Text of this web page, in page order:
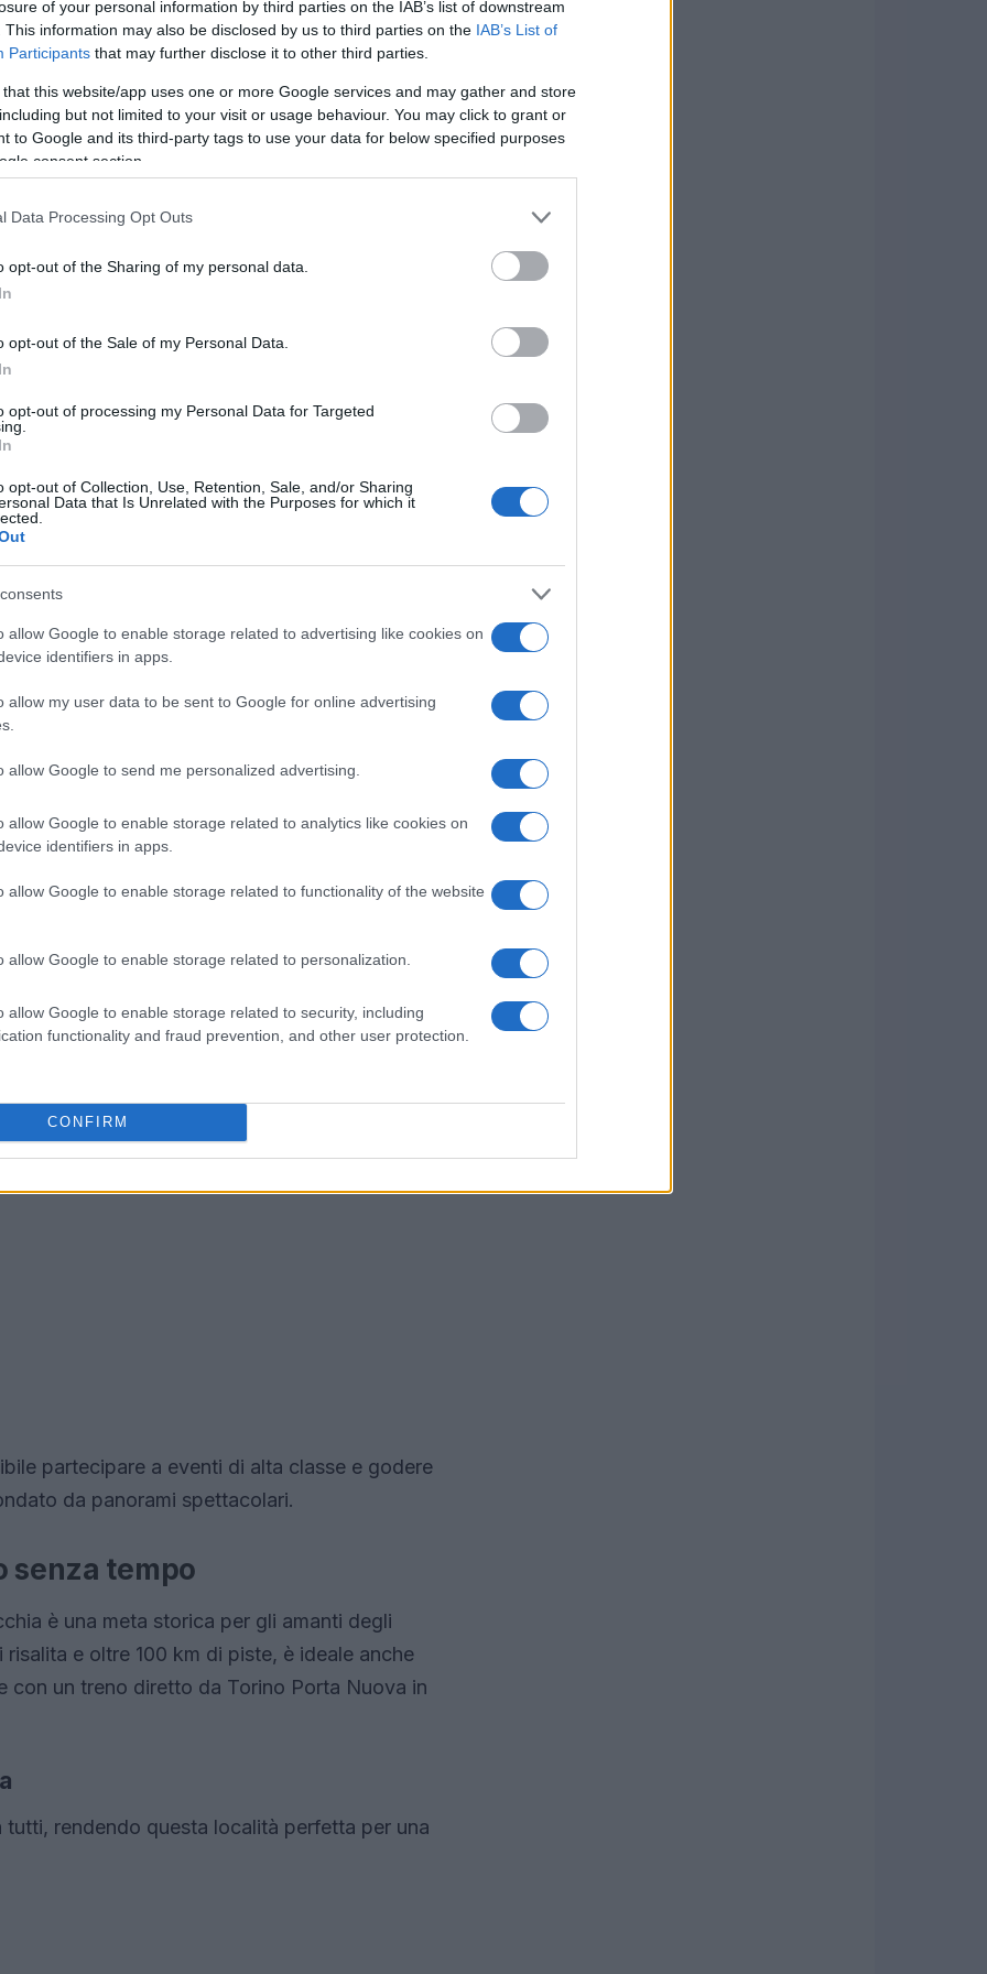
of your personal information by third parties on the IAB’s list of downstream
This information may also be disclosed by us to third parties on the IAB’s List of
Participants that may further disclose it to other third parties.
that this website/app uses one or more Google services and may gather and store
but not limited to your visit or usage behaviour. You may click to grant or
to Google and its third-party tags to use your data for below specified purposes
consent section.
Data Processing Opt Outs
opt-out of the Sharing of my personal data.
opt-out of the Sale of my Personal Data.
opt-out of processing my Personal Data for Targeted
opt-out of Collection, Use, Retention, Sale, and/or Sharing
Data that Is Unrelated with the Purposes for which it
allow Google to enable storage related to advertising like cookies on
identifiers in apps.
allow my user data to be sent to Google for online advertising
allow Google to send me personalized advertising.
allow Google to enable storage related to analytics like cookies on
identifiers in apps.
allow Google to enable storage related to functionality of the website
allow Google to enable storage related to personalization.
allow Google to enable storage related to security, including
functionality and fraud prevention, and other user protection.
CONFIRM
di treno
gli amanti della neve. Per raggiungerla, è
poi una telecabina che conduce direttamente
in un ambiente montano incantevole,
invernali e del relax alpino.
tutti i livelli di abilità. Che si sia principianti o
e sport
una fusione perfetta di eleganza e
a Calalzo-Pieve di Cadore e un bus
di attrazione in inverno. Con il servizio
partecipare a eventi di alta classe e godere
da panorami spettacolari.
senza tempo
è una meta storica per gli amanti degli
e oltre 100 km di piste, è ideale anche
con un treno diretto da Torino Porta Nuova in
rendendo questa località perfetta per una